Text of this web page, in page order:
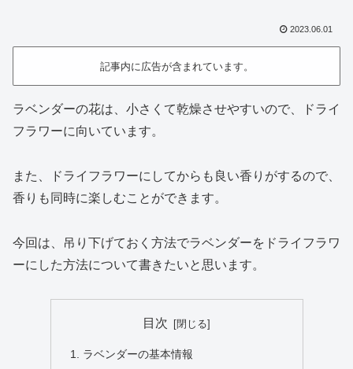
2023.06.01
記事内に広告が含まれています。
ラベンダーの花は、小さくて乾燥させやすいので、ドライ
フラワーに向いています。
また、ドライフラワーにしてからも良い香りがするので、
香りも同時に楽しむことができます。
今回は、吊り下げておく方法でラベンダーをドライフラワ
ーにした方法について書きたいと思います。
目次
ラベンダーの基本情報